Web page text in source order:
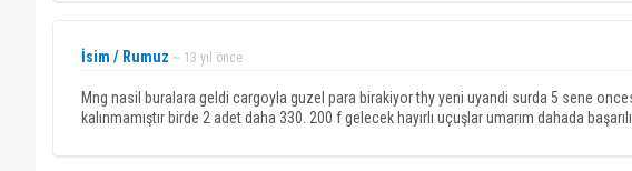
İsim / Rumuz ~ 13 yıl önce
Mng nasil buralara geldi cargoyla guzel para birakiyor thy yeni uyandi surda 5 sene
kalınmamıştır birde 2 adet daha 330. 200 f gelecek hayırlı uçuşlar umarım dahada